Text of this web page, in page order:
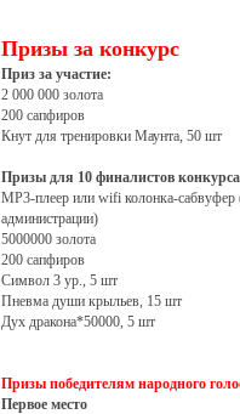
Призы за конкурс
Приз за участие:
2 000 000 золота
200 сапфиров
Кнут для тренировки Маунта, 50 шт
Призы для 10 финалистов
MP3-плеер или wifi колонка-
администрации)
5000000 золота
200 сапфиров
Символ 3 ур., 5 шт
Пневма души крыльев, 15 шт
Дух дракона*50000, 5 шт
Призы победителям народного
Первое место